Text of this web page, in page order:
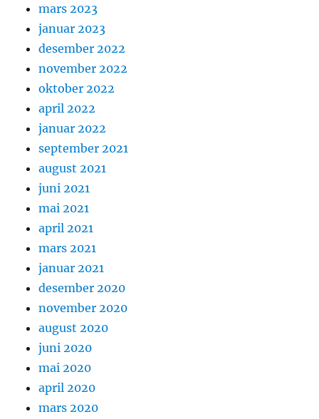
mars 2023
januar 2023
desember 2022
november 2022
oktober 2022
april 2022
januar 2022
september 2021
august 2021
juni 2021
mai 2021
april 2021
mars 2021
januar 2021
desember 2020
november 2020
august 2020
juni 2020
mai 2020
april 2020
mars 2020